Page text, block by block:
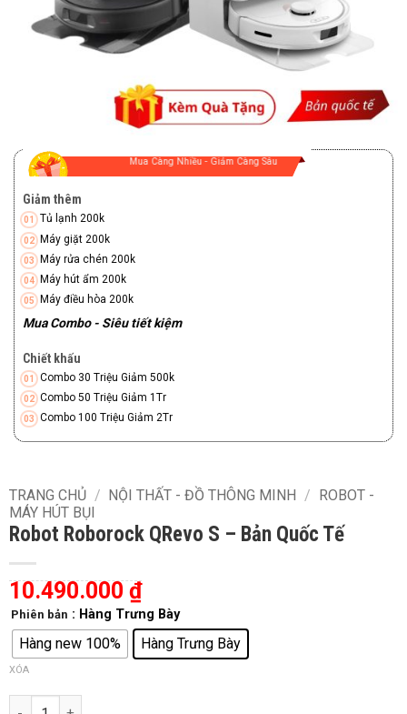
Mua Càng Nhiều - Giảm Càng Sâu
Giảm thêm
Tủ lạnh 200k
Máy giặt 200k
Máy rửa chén 200k
Máy hút ẩm 200k
Máy điều hòa 200k
Mua Combo - Siêu tiết kiệm
Chiết khấu
Combo 30 Triệu Giảm 500k
Combo 50 Triệu Giảm 1Tr
Combo 100 Triệu Giảm 2Tr
TRANG CHỦ / NỘI THẤT - ĐỒ THÔNG MINH /
ROBOT -
MÁY HÚT BỤI
Robot Roborock QRevo S – Bản Quốc Tế
10.490.000 ₫
Phiên bản : Hàng Trưng Bày
Hàng new 100% Hàng Trưng Bày
XÓA
Robot Roborock QRevo S – Bản Quốc Tế số lượng